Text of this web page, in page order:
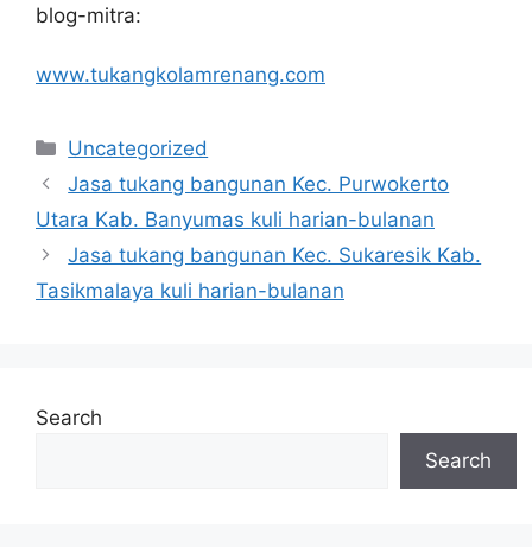
blog-mitra:
www.tukangkolamrenang.com
Categories
Uncategorized
Jasa tukang bangunan Kec. Purwokerto
Utara Kab. Banyumas kuli harian-bulanan
Jasa tukang bangunan Kec. Sukaresik Kab.
Tasikmalaya kuli harian-bulanan
Search
Search